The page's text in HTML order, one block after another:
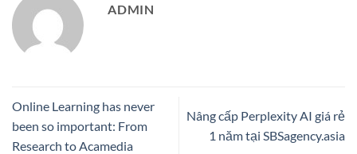
ADMIN
Online Learning has never
been so important: From
Research to Acamedia
Nâng cấp Perplexity AI giá rẻ
1 năm tại SBSagency.asia